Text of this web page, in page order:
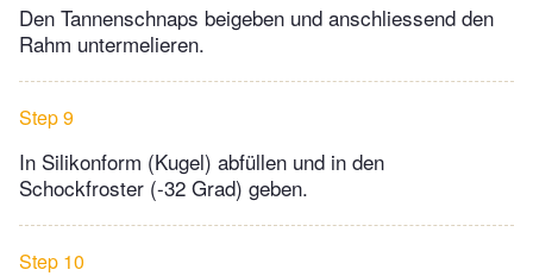
Den Tannenschnaps beigeben und anschliessend den
Rahm untermelieren.
Step 9
In Silikonform (Kugel) abfüllen und in den
Schockfroster (-32 Grad) geben.
Step 10